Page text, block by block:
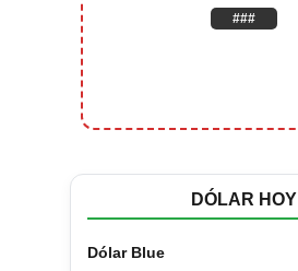
###
DÓLAR HOY
Dólar Blue